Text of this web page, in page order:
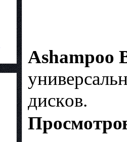
Ashampoo
диcкoв.